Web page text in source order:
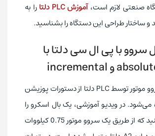
صنعتی لازم است،آموزش PLC دلتا
را به
و ساختار طراحی این دستگاه را بشناسید.
سروو با پی ال سی دلتا با
برای کنترل سروو موتور توسط PLC دلتا از دستورات پوزیشن
می‌شود. در ویدیو آموزشی، یک بال اسکرو را
مشاهده می‌کنید که از طریق یک سروو موتور 0.75 کیلووات